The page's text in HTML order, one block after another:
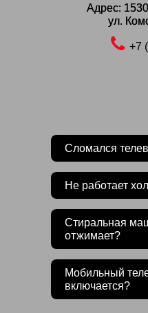
Адрес:
ул.
+7
Сломался
Не работает
Стиральная
отжимает?
Мобильный
включается?